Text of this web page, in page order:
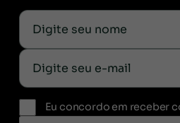
Eu concordo em receber